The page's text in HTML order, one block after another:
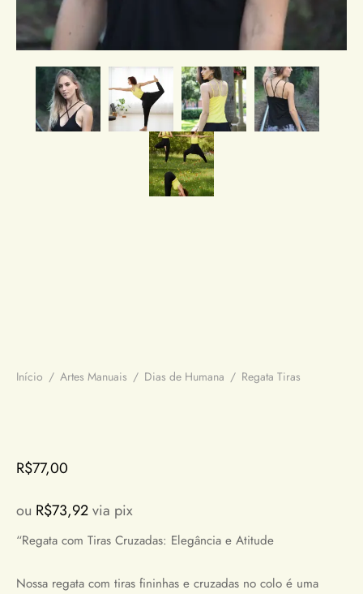
Início / Artes Manuais / Dias de Humana / Regata Tiras
R$77,00
ou R$73,92via pix
“Regata com Tiras Cruzadas: Elegância e Atitude
Nossa regata com tiras fininhas e cruzadas no colo é uma